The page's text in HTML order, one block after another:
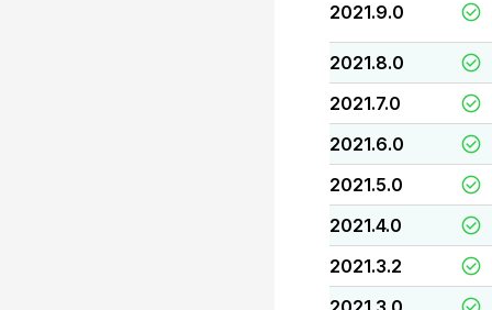
2021.9.0
2021.8.0
2021.7.0
2021.6.0
2021.5.0
2021.4.0
2021.3.2